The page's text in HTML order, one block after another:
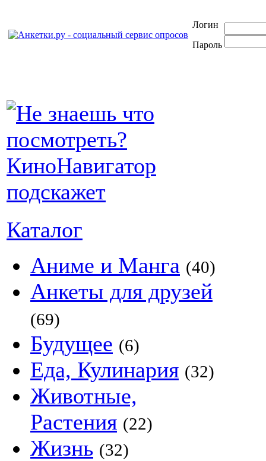
Логин
Пароль
Каталог
Аниме и Манга (40)
Анкеты для друзей
(69)
Будущее (6)
Еда, Кулинария (32)
Животные,
Растения (22)
Жизнь (32)